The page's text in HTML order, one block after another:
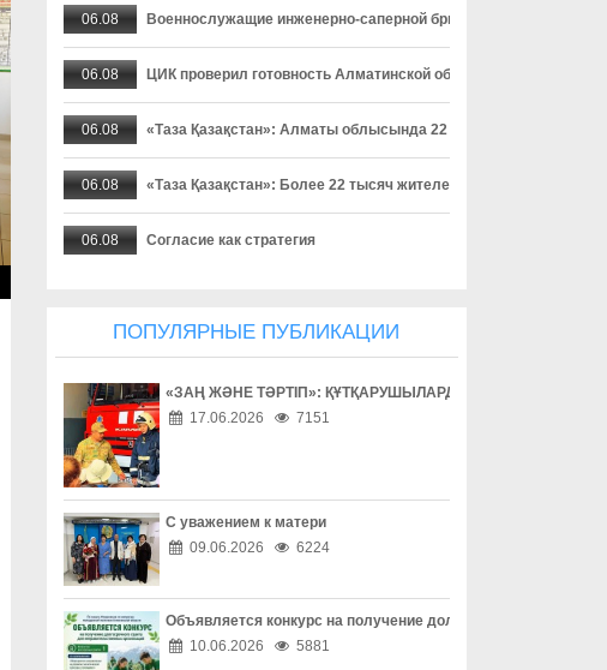
06.08 Военнослужащие инженерно-саперной бригады осваивают
06.08 ЦИК проверил готовность Алматинской области к выборам
06.08 «Таза Қазақстан»: Алматы облысында 22 мыңнан астам
06.08 «Таза Қазақстан»: Более 22 тысяч жителей Алматинской
06.08 Согласие как стратегия
06.08 Безопасность начинается с ответственности
06.08 Бытовое насилие - не семейное дело
06.08 Инвестиции в здоровье
06.08 Борьба с наркоманией выходит на новый уровень
06.08 Наркотическая зависимость разрушает здоровье
ПОПУЛЯРНЫЕ ПУБЛИКАЦИИ
«ЗАҢ ЖӘНЕ ТӘРТІП»: ҚҰТҚАРУШЫЛАРДЫҢ ЕҢБЕГІМЕН
17.06.2026
7151
С уважением к матери
09.06.2026
6224
Объявляется конкурс на получение долгосрочного гранта
10.06.2026
5881